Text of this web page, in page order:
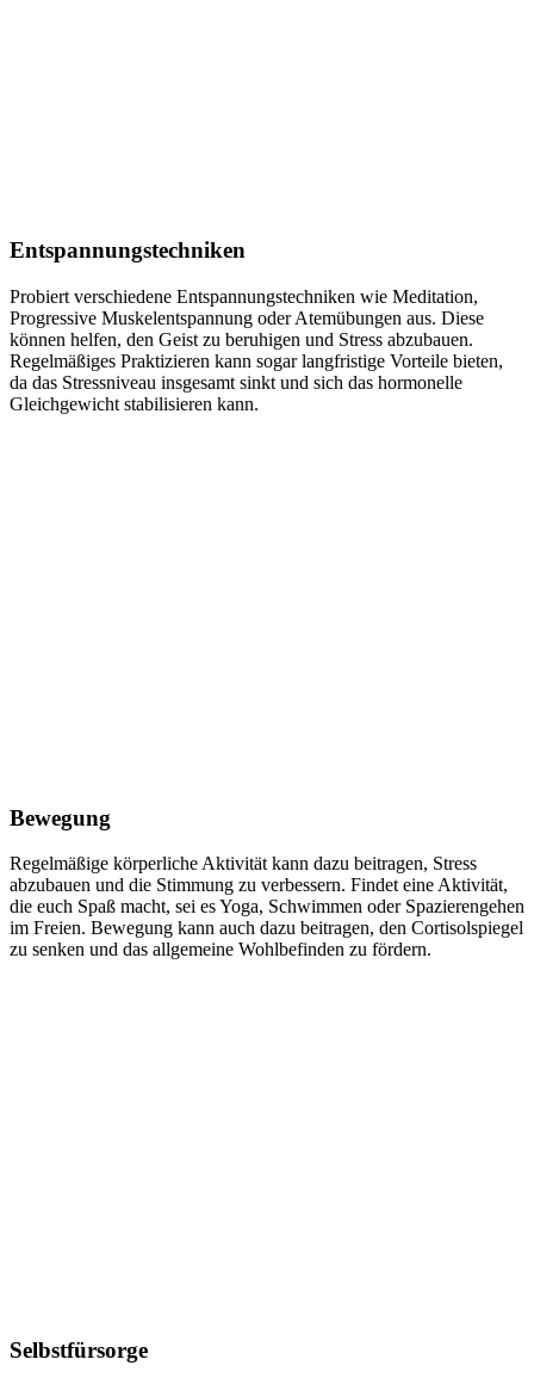
Entspannungstechniken
Probiert verschiedene Entspannungstechniken wie Meditation,
Progressive Muskelentspannung oder Atemübungen aus. Diese
können helfen, den Geist zu beruhigen und Stress abzubauen.
Regelmäßiges Praktizieren kann sogar langfristige Vorteile bieten,
da das Stressniveau insgesamt sinkt und sich das hormonelle
Gleichgewicht stabilisieren kann.
Bewegung
Regelmäßige körperliche Aktivität kann dazu beitragen, Stress
abzubauen und die Stimmung zu verbessern. Findet eine Aktivität,
die euch Spaß macht, sei es Yoga, Schwimmen oder Spazierengehen
im Freien. Bewegung kann auch dazu beitragen, den Cortisolspiegel
zu senken und das allgemeine Wohlbefinden zu fördern.
Selbstfürsorge